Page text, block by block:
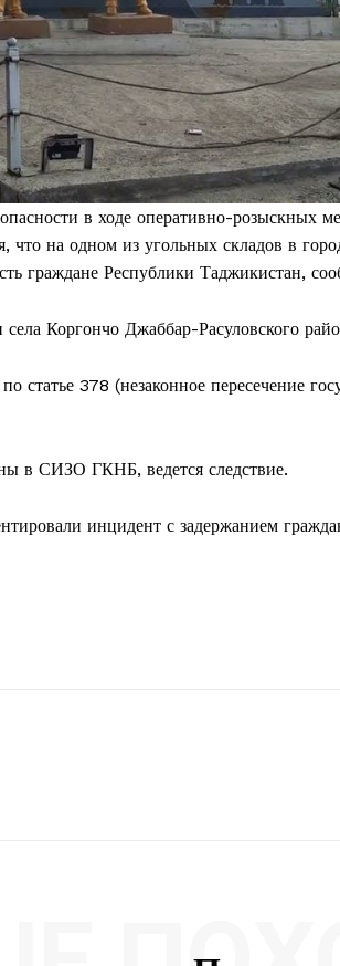
в ходе оперативно-розыскных
на одном из угольных складов в
граждане Республики Таджикистан,
Коргончо Джаббар-Расуловского
статье 378 (незаконное пересечение
в СИЗО ГКНБ, ведется следствие.
инцидент с задержанием